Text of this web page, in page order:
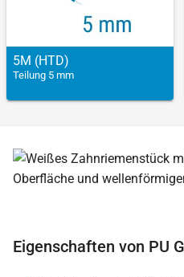
5M (HTD)
Teilung 5 mm
Eigenschaften von PU